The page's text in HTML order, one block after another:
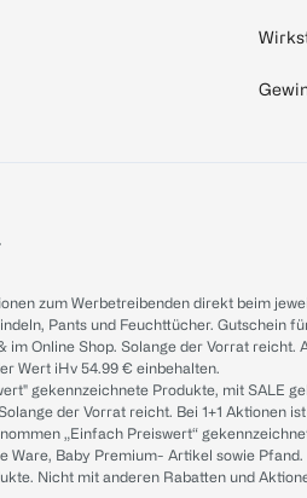
zum Werbetreibenden direkt beim
Pants und Feuchttücher.
im Online Shop. Solange der Vorrat
Wert iHv 54.99 € einbehalten.
gekennzeichnete Produkte, mit
der Vorrat reicht. Bei 1+1 Aktionen
„Einfach Preiswert“
Ware, Baby Premium- Artikel sowie
Nicht mit anderen Rabatten und